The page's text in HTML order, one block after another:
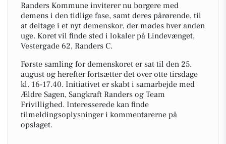
Randers Kommune inviterer nu borgere med
demens i den tidlige fase, samt deres pårørende, til
at deltage i et nyt demenskor, der mødes hver anden
uge. Koret vil finde sted i lokaler på Lindevænget,
Vestergade 62, Randers C.
Første samling for demenskoret er sat til den 25.
august og herefter fortsætter det over otte tirsdage
kl. 16-17.40. Initiativet er skabt i samarbejde med
Ældre Sagen, Sangkraft Randers og Team
Frivillighed. Interesserede kan finde
tilmeldingsoplysninger i kommentarerne på
opslaget.